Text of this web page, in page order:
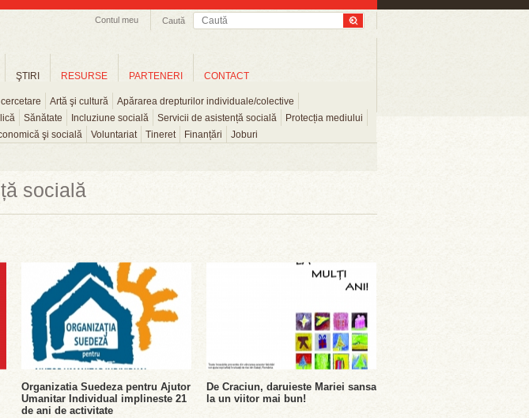
Caută
Contul meu
ŞTIRI
Artă şi cultură
Apărarea drepturilor individuale/colective
Sănătate Incluziune socială Servicii de asistență socială
Protecția mediului
şi socială
Voluntariat Tineret Finanțări Joburi
RESURSE PARTENERI CONTACT
socială
Organizatia Suedeza pentru Ajutor
Umanitar Individual implineste 21
de ani de activitate
De Craciun, daruieste Mariei sansa
la un viitor mai bun!